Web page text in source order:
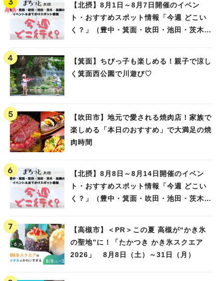
【北摂】8月1日～8月7日開催のイベン
ト・おすすめスポット情報「今週 どこい
く？」（豊中・箕面・吹田・池田・茨木・
【箕面】ちびっ子も楽しめる！親子で涼し
く箕面西公園で川遊び♡
【吹田市】地元で愛される焼肉店！家族で
楽しめる「本日のおすすめ」で大満足の焼
肉時間
【北摂】8月8日～8月14日開催のイベン
ト・おすすめスポット情報「今週 どこい
く？」（豊中・箕面・吹田・池田・茨木・
【高槻市】＜PR＞この夏 高槻が“かき氷
の聖地”に！「たかつき かき氷スクエア
2026」 8月8日（土）～31日（月）